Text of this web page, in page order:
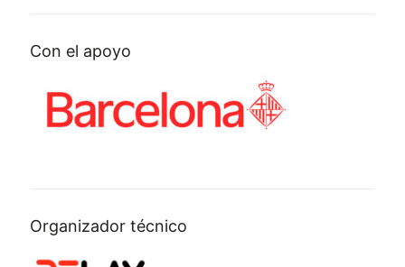
Con el apoyo
Organizador técnico